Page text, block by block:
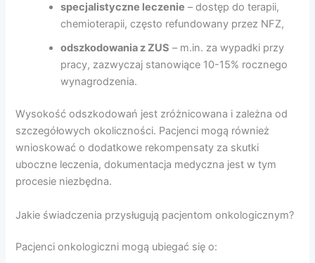
specjalistyczne leczenie – dostęp do terapii,
chemioterapii, często refundowany przez NFZ,
odszkodowania z ZUS – m.in. za wypadki przy
pracy, zazwyczaj stanowiące 10-15% rocznego
wynagrodzenia.
Wysokość odszkodowań jest zróżnicowana i zależna od
szczegółowych okoliczności. Pacjenci mogą również
wnioskować o dodatkowe rekompensaty za skutki
uboczne leczenia, dokumentacja medyczna jest w tym
procesie niezbędna.
Jakie świadczenia przysługują pacjentom onkologicznym?
Pacjenci onkologiczni mogą ubiegać się o: